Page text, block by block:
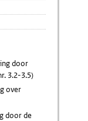
door
3.2-3.5)
over
door de